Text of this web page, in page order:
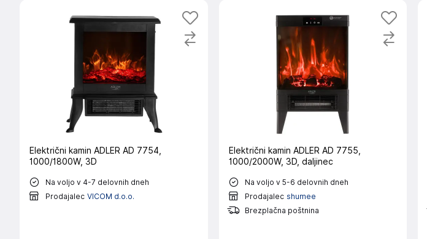
Električni kamin ADLER AD 7754,
1000/1800W, 3D
Na voljo v 4-7 delovnih dneh
Prodajalec VICOM d.o.o.
Električni kamin ADLER AD 7755,
1000/2000W, 3D, daljinec
Na voljo v 5-6 delovnih dneh
Prodajalec shumee
Brezplačna poštnina